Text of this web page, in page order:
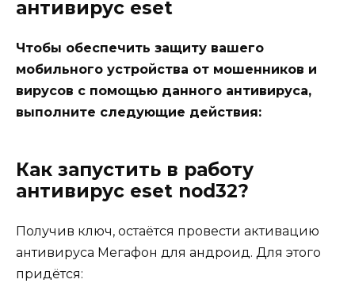
антивирус eset
Чтобы обеспечить защиту вашего
мобильного устройства от мошенников и
вирусов с помощью данного антивируса,
выполните следующие действия:
Как запустить в работу
антивирус eset nod32?
Получив ключ, остаётся провести активацию
антивируса Мегафон для андроид. Для этого
придётся: